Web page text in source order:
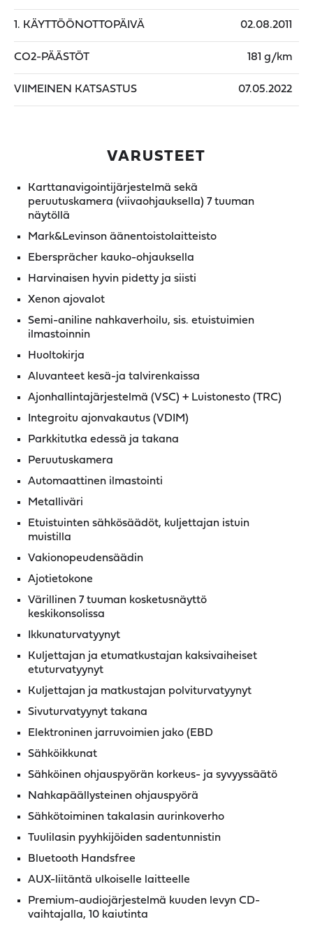
1. KÄYTTÖÖNOTTOPÄIVÄ 02.08.2011
CO2-PÄÄSTÖT 181 g/km
VIIMEINEN KATSASTUS 07.05.2022
VARUSTEET
Karttanavigointijärjestelmä sekä
peruutuskamera (viivaohjauksella) 7 tuuman
näytöllä
Mark&Levinson äänentoistolaitteisto
Ebersprächer kauko-ohjauksella
Harvinaisen hyvin pidetty ja siisti
Xenon ajovalot
Semi-aniline nahkaverhoilu, sis. etuistuimien
ilmastoinnin
Huoltokirja
Aluvanteet kesä-ja talvirenkaissa
Ajonhallintajärjestelmä (VSC) + Luistonesto (TRC)
Integroitu ajonvakautus (VDIM)
Parkkitutka edessä ja takana
Peruutuskamera
Automaattinen ilmastointi
Metalliväri
Etuistuinten sähkösäädöt, kuljettajan istuin
muistilla
Vakionopeudensäädin
Ajotietokone
Värillinen 7 tuuman kosketusnäyttö
keskikonsolissa
Ikkunaturvatyynyt
Kuljettajan ja etumatkustajan kaksivaiheiset
etuturvatyynyt
Kuljettajan ja matkustajan polviturvatyynyt
Sivuturvatyynyt takana
Elektroninen jarruvoimien jako (EBD
Sähköikkunat
Sähköinen ohjauspyörän korkeus- ja syvyyssäätö
Nahkapäällysteinen ohjauspyörä
Sähkötoiminen takalasin aurinkoverho
Tuulilasin pyyhkijöiden sadentunnistin
Bluetooth Handsfree
AUX-liitäntä ulkoiselle laitteelle
Premium-audiojärjestelmä kuuden levyn CD-
vaihtajalla, 10 kaiutinta